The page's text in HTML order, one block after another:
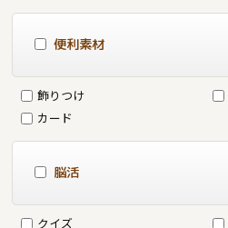
便利素材
飾りつけ
カード
脳活
クイズ